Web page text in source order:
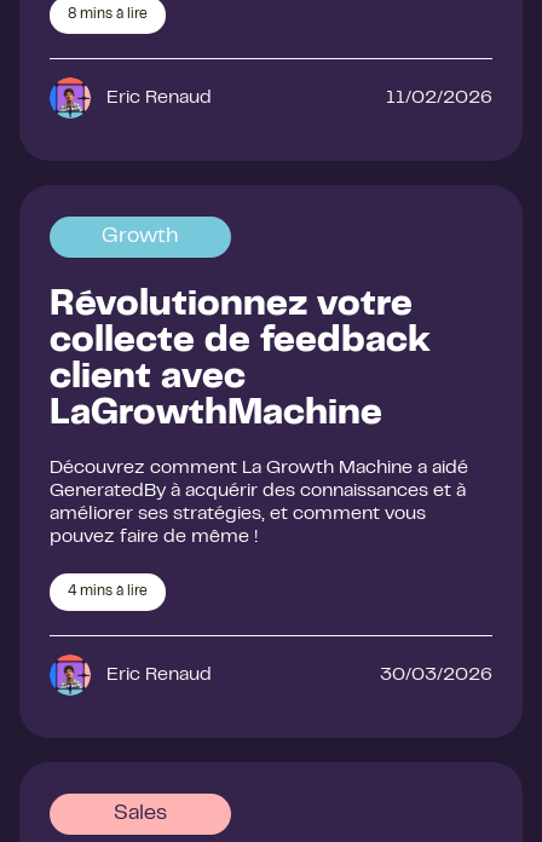
8 mins à lire
Eric Renaud 11/02/2026
Growth
Révolutionnez votre
collecte de feedback
client avec
LaGrowthMachine
Découvrez comment La Growth Machine a aidé
GeneratedBy à acquérir des connaissances et à
améliorer ses stratégies, et comment vous
pouvez faire de même !
4 mins à lire
Eric Renaud 30/03/2026
Sales